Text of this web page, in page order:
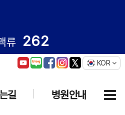
류 262
KOR
길 병원안내